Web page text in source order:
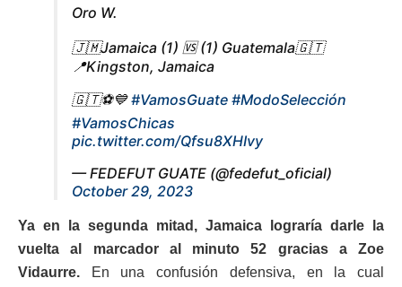
Oro W.
🇯🇲Jamaica (1) 🆚 (1) Guatemala🇬🇹
📍Kingston, Jamaica
🇬🇹⚽️💙#VamosGuate #ModoSelección
#VamosChicas
pic.twitter.com/Qfsu8XHIvy
— FEDEFUT GUATE (@fedefut_oficial)
October 29, 2023
Ya en la segunda mitad, Jamaica lograría darle la
vuelta al marcador al minuto 52 gracias a Zoe
Vidaurre. En una confusión defensiva, en la cual